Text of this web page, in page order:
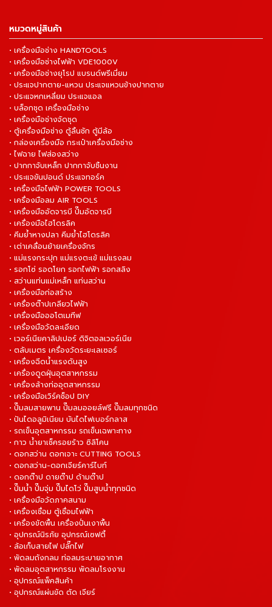
หมวดหมู่สินค้า
• เครื่องมือช่าง HANDTOOLS
• เครื่องมือช่างไฟฟ้า VDE1000V
• เครื่องมือช่างยุโรป แบรนด์พรีเมี่ยม
• ประแจปากตาย-แหวน ประแจแหวนข้างปากตาย
• ประแจหกเหลี่ยม ประแจแอล
• บล็อกชุด เครื่องมือช่าง
• เครื่องมือช่างจัดชุด
• ตู้เครื่องมือช่าง ตู้ลิ้นชัก ตู้มีล้อ
• กล่องเครื่องมือ กระเป๋าเครื่องมือช่าง
• ไฟฉาย ไฟส่องสว่าง
• ปากกาจับเหล็ก ปากกาจับชิ้นงาน
• ประแจขันปอนด์ ประแจทอร์ค
• เครื่องมือไฟฟ้า POWER TOOLS
• เครื่องมือลม AIR TOOLS
• เครื่องมืออัดจารบี ปั๊มอัดจารบี
• เครื่องมือไฮโดรลิค
• คีมย้ำหางปลา คีมย้ำไฮโดรลิค
• เต่าเคลื่อนย้ายเครื่องจักร
• แม่แรงกระปุก แม่แรงตะเข้ แม่แรงลม
• รอกโซ่ รอดโยก รอกไฟฟ้า รอกสลิง
• สว่านแท่นแม่เหล็ก แท่นสว่าน
• เครื่องมือก่อสร้าง
• เครื่องต๊าปเกลียวไฟฟ้า
• เครื่องมือออโตเมทีฟ
• เครื่องมือวัดละเอียด
• เวอร์เนียคาลิปเปอร์ ดิจิตอลเวอร์เนีย
• ตลับเมตร เครื่องวัดระยะเลเซอร์
• เครื่องฉีดน้ำแรงดันสูง
• เครื่องดูดฝุ่นอุตสาหกรรม
• เครื่องล้างท่ออุตสาหกรรม
• เครื่องมือเวิร์คช็อป DIY
• ปั๊มลมสายพาน ปั๊มลมออยล์ฟรี ปั๊มลมทุกชนิด
• ปันไดอลูมิเนียม บันไดไฟเบอร์กลาส
• รถเข็นอุตสาหกรรม รถเข็นเฉพาะทาง
• กาว น้ำยาเช็ครอยร้าว ซิลิโคน
• ดอกสว่าน ดอกเจาะ CUTTING TOOLS
• ดอกสว่าน-ดอกเจียร์คาร์ไบท์
• ดอกต๊าป ดายต๊าป ด้ามต๊าป
• ปั๊มน้ำ ปั๊มจุ่ม ปั๊มไดโว่ ปั๊มสูบน้ำทุกชนิด
• เครื่องมือวัดภาคสนาม
• เครื่องเชื่อม ตู้เชื่อมไฟฟ้า
• เครื่องขัดพื้น เครื่องปั่นเงาพื้น
• อุปกรณ์นิรภัย อุปกรณ์เซฟตี้
• ล้อเก็บสายไฟ ปลั๊กไฟ
• พัดลมถังกลม ท่อลมระบายอากาศ
• พัดลมอุตสาหกรรม พัดลมโรงงาน
• อุปกรณ์แพ็คสินค้า
• อุปกรณ์แผ่นขัด ตัด เจียร์